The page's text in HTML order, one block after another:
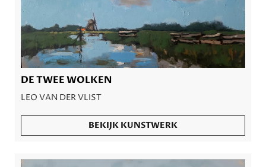
DE TWEE WOLKEN
LEO VAN DER VLIST
BEKIJK KUNSTWERK